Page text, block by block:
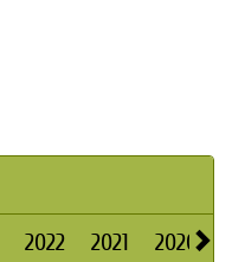
2022 2021 2020